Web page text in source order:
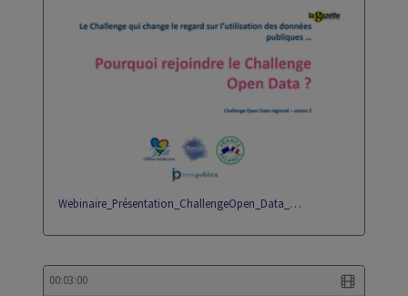
Webinaire_Présentation_ChallengeOpen_Data_…
00:03:00